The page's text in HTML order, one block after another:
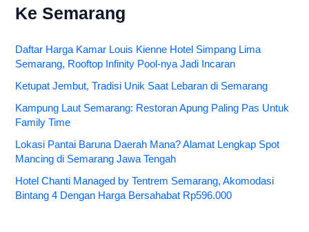
Ke Semarang
Daftar Harga Kamar Louis Kienne Hotel Simpang Lima
Semarang, Rooftop Infinity Pool-nya Jadi Incaran
Ketupat Jembut, Tradisi Unik Saat Lebaran di Semarang
Kampung Laut Semarang: Restoran Apung Paling Pas Untuk
Family Time
Lokasi Pantai Baruna Daerah Mana? Alamat Lengkap Spot
Mancing di Semarang Jawa Tengah
Hotel Chanti Managed by Tentrem Semarang, Akomodasi
Bintang 4 Dengan Harga Bersahabat Rp596.000